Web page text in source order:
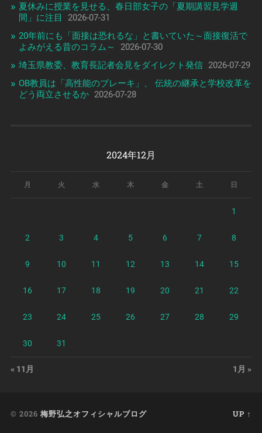
夏休みに授業を見せる、春日部女子の「夏期講習見学週
間」に注目
2026-07-31
20年前にも「面接は恐れるな」と書いていた～面接復活で
よみがえる昔のコラム～
2026-07-30
埼玉県教委、教育長記者会見をダイレクト発信 2026-07-29
OB教員は「高性能のブレーキ」、 伝統の継承と学校改革を
どう両立させるか 2026-07-28
2024年12月
月 火 水 木 金 土 日
1
2 3 4 5 6 7 8
9 10 11 12 13 14 15
16 17 18 19 20 21 22
23 24 25 26 27 28 29
30 31
« 11月 1月 »
© 2026 梅野弘之オフィシャルブログ UP ↑